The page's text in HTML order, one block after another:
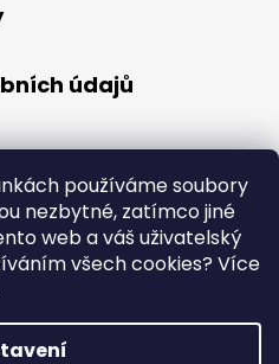
používáme soubory
nezbytné, zatímco jiné
web a váš uživatelský
všech cookies? Více
údajů